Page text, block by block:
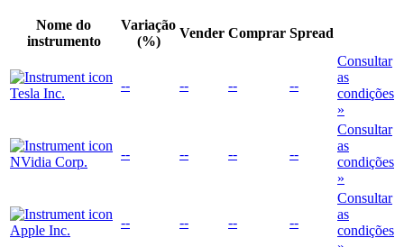
Nome do
instrumento
Variação
(%)
Vender Comprar Spread
Tesla Inc.
-- -- -- --
Consultar
as
condições
»
NVidia Corp.
-- -- -- --
Consultar
as
condições
»
Apple Inc.
-- -- -- --
Consultar
as
condições